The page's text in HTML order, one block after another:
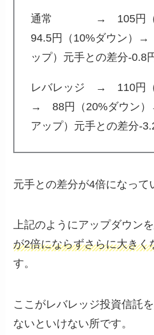
通常 → 105円（
94.5円（10%ダウン）
ップ）元手との差分-0.8
レバレッジ → 110円（
→ 88円（20%ダウン
アップ）元手との差分-
元手との差分が4倍になって
上記のようにアップダウン
が2倍にならずさらに大きく
す。
ここがレバレッジ投資信託
ないといけない所です。